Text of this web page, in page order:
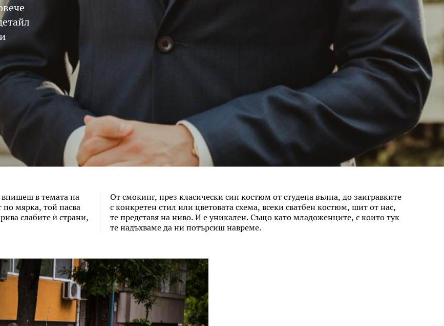
впишеш в темата на
по мярка, той пасва
слабите ѝ страни,
От смокинг, през класически син костюм от студена вълна, до заигравките
с конкретен стил или цветовата схема, всеки сватбен костюм, шит от нас,
те представя на ниво. И е уникален. Също като младоженците, с които тук
те надъхваме да ни потърсиш навреме.